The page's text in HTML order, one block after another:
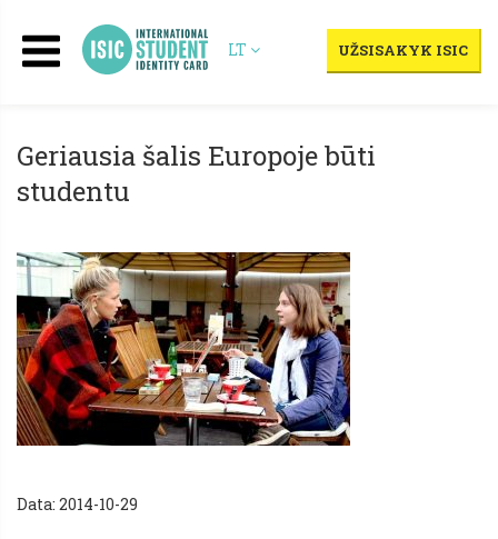
LT UŽSISAKYK ISIC
Geriausia šalis Europoje būti
studentu
Data: 2014-10-29